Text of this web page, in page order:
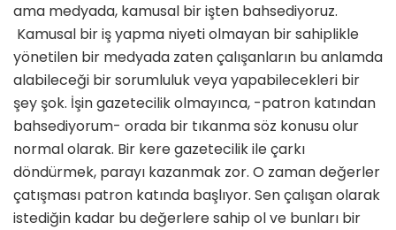
ama medyada, kamusal bir işten bahsediyoruz.
Kamusal bir iş yapma niyeti olmayan bir sahiplikle
yönetilen bir medyada zaten çalışanların bu anlamda
alabileceği bir sorumluluk veya yapabilecekleri bir
şey şok. İşin gazetecilik olmayınca, -patron katından
bahsediyorum- orada bir tıkanma söz konusu olur
normal olarak. Bir kere gazetecilik ile çarkı
döndürmek, parayı kazanmak zor. O zaman değerler
çatışması patron katında başlıyor. Sen çalışan olarak
istediğin kadar bu değerlere sahip ol ve bunları bir